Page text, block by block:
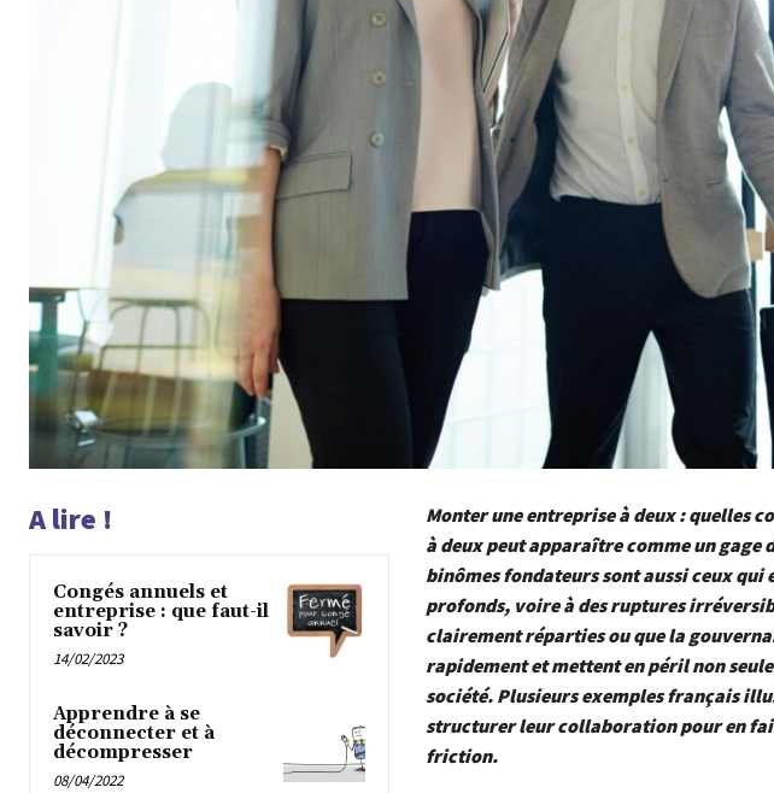
A lire !
Congés annuels et
entreprise : que faut-il
savoir ?
14/02/2023
Apprendre à se
déconnecter et à
décompresser
08/04/2022
Monter une entreprise à deux : quelles
à deux peut apparaître comme un
binômes fondateurs sont aussi ceux qui
profonds, voire à des ruptures
clairement réparties ou que la
rapidement et mettent en péril non
société. Plusieurs exemples français
structurer leur collaboration pour en
friction.